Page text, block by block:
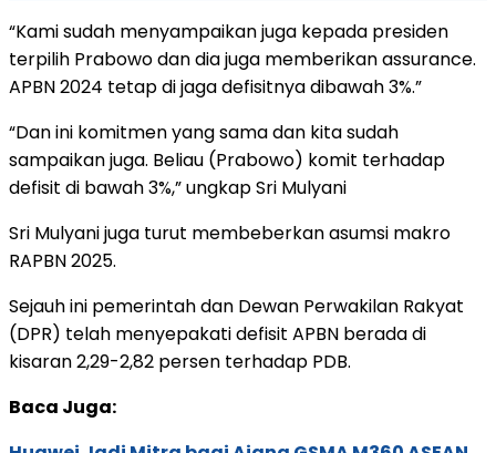
“Kami sudah menyampaikan juga kepada presiden
terpilih Prabowo dan dia juga memberikan assurance.
APBN 2024 tetap di jaga defisitnya dibawah 3%.”
“Dan ini komitmen yang sama dan kita sudah
sampaikan juga. Beliau (Prabowo) komit terhadap
defisit di bawah 3%,” ungkap Sri Mulyani
Sri Mulyani juga turut membeberkan asumsi makro
RAPBN 2025.
Sejauh ini pemerintah dan Dewan Perwakilan Rakyat
(DPR) telah menyepakati defisit APBN berada di
kisaran 2,29-2,82 persen terhadap PDB.
Baca Juga: